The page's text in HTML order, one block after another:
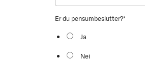
Er du pensumbeslutter?*
Ja
Nei